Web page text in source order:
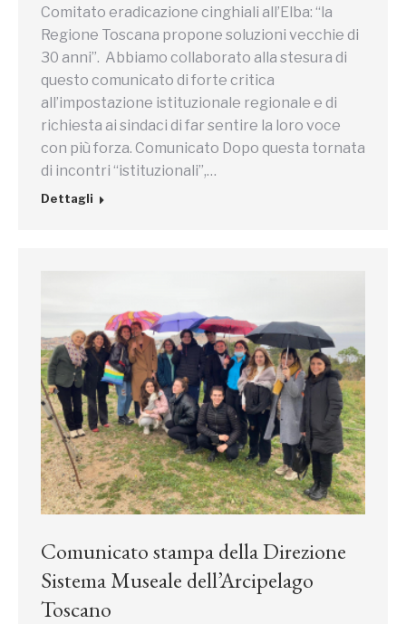
Comitato eradicazione cinghiali all’Elba: “la
Regione Toscana propone soluzioni vecchie di
30 anni”. Abbiamo collaborato alla stesura di
questo comunicato di forte critica
all’impostazione istituzionale regionale e di
richiesta ai sindaci di far sentire la loro voce
con più forza. Comunicato Dopo questa tornata
di incontri “istituzionali”,…
Dettagli
Comunicato stampa della Direzione
Sistema Museale dell’Arcipelago
Toscano